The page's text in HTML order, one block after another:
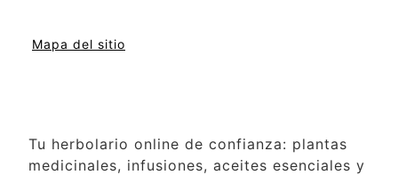
Mapa del sitio
Tu herbolario online de confianza: plantas
medicinales, infusiones, aceites esenciales y